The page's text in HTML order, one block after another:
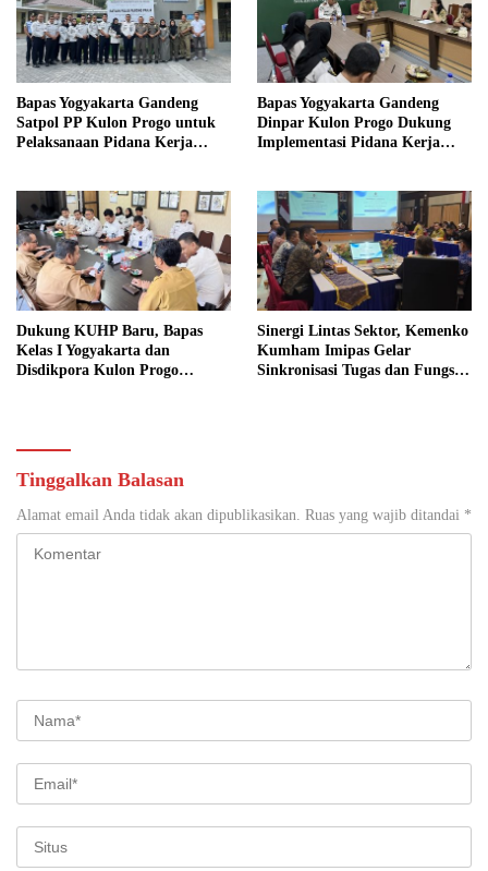
Bapas Yogyakarta Gandeng
Satpol PP Kulon Progo untuk
Pelaksanaan Pidana Kerja
Bapas Yogyakarta Gandeng
Dinpar Kulon Progo Dukung
Implementasi Pidana Kerja
Dukung KUHP Baru, Bapas
Kelas I Yogyakarta dan
Disdikpora Kulon Progo
Sinergi Lintas Sektor, Kemenko
Kumham Imipas Gelar
Sinkronisasi Tugas dan Fungsi
Tinggalkan Balasan
Alamat email Anda tidak akan dipublikasikan. Ruas yang wajib ditandai *